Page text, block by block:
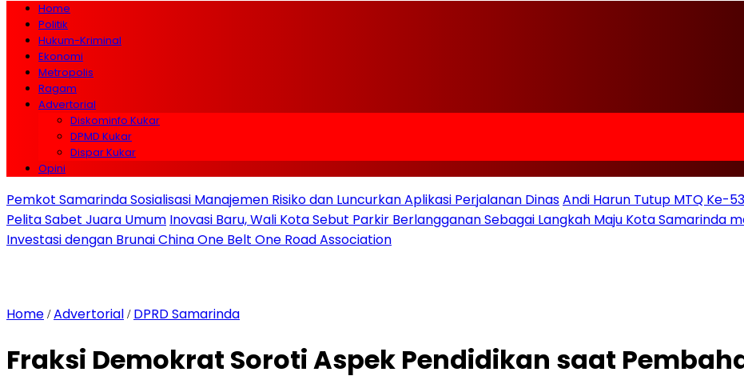
Home
Politik
Hukum-Kriminal
Ekonomi
Metropolis
Ragam
Advertorial
Diskominfo Kukar
DPMD Kukar
Dispar Kukar
Opini
Pemkot Samarinda Sosialisasi Manajemen Risiko dan Luncurkan Aplikasi Perjalanan DinasAndi Harun Tutup MTQ Ke-
Pelita Sabet Juara Umum Inovasi Baru, Wali Kota Sebut Parkir Berlangganan Sebagai Langkah Maju Kota Samarinda
Investasi dengan Brunai China One Belt One Road Association
Home /Advertorial / DPRD Samarinda
Fraksi Demokrat Soroti Aspek Pendidikan saat